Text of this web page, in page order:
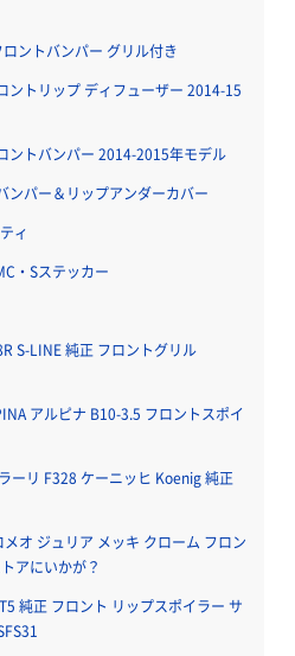
ントバンパー グリル付き
ントリップ ディフューザー 2014-15
ントバンパー 2014-2015年モデル
ンパー＆リップアンダーカバー
ィ
・Sステッカー
S-LINE 純正 フロントグリル
アルピナ B10-3.5 フロントスポイ
ーリ F328 ケーニッヒ Koenig 純正
オ ジュリア メッキ クローム フロン
アにいかが？
純正 フロント リップスポイラー サ